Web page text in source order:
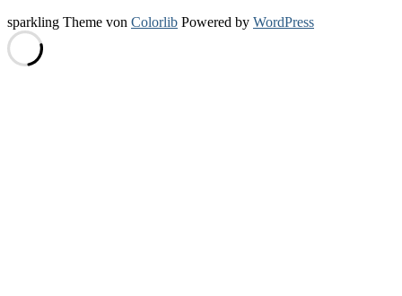
sparkling Theme von Colorlib Powered by WordPress